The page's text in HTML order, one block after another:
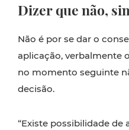
Dizer que não,
Não é por se dar o
aplicação, verbalmente
no momento seguinte
decisão.
“Existe possibilidade de